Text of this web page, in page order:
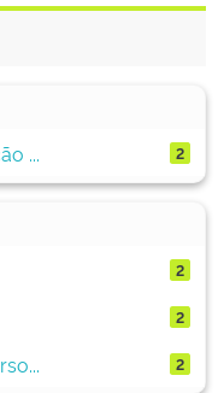
...
2
2
2
2